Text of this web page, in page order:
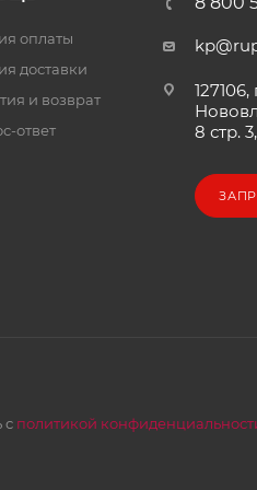
оплаты
доставки
и возврат
ответ
8 стр.
с политикой